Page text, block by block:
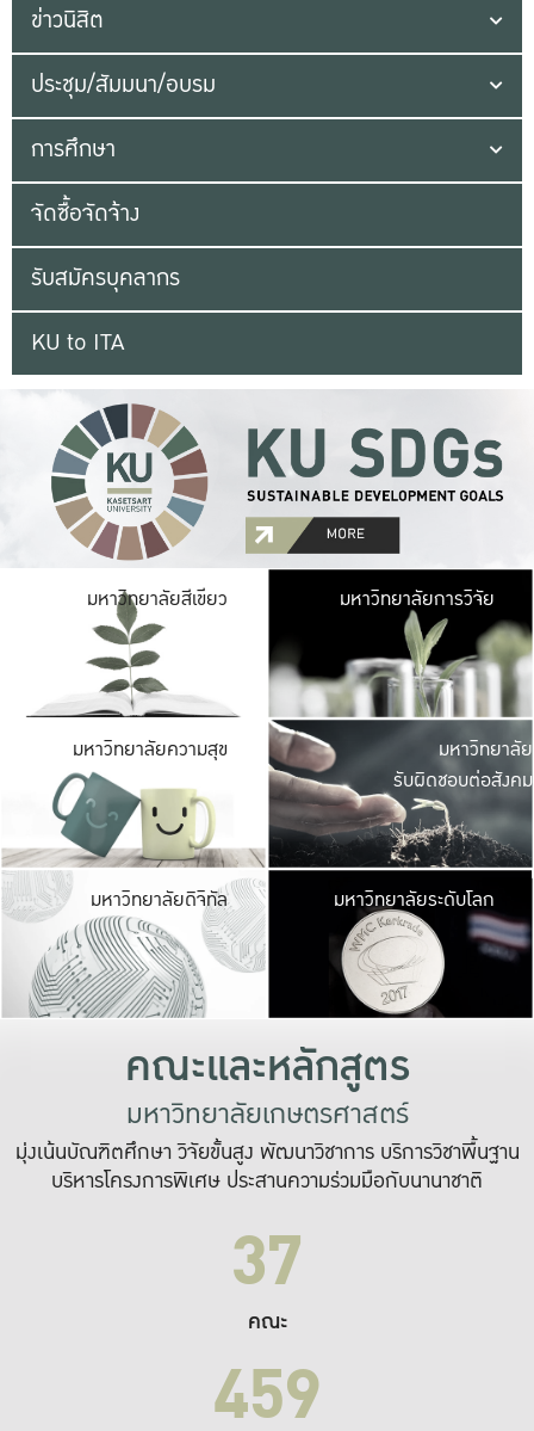
ข่าวนิสิต
ประชุม/สัมมนา/อบรม
การศึกษา
จัดซื้อจัดจ้าง
รับสมัครบุคลากร
KU to ITA
มหาวิทยาลัยสีเขียว มหาวิ
มีพื้นที่เขียวสดใส
เป็นป่าในเมือง เกษต
มหาวิทยาลัยการวิจัย
มหาวิทยาลัยความสุข มหาวิ
ค
เปิดประ
และพบเรื่องราวใ
มหาวิทยาลัย
รับผิดชอบต่อสังคม
มหาวิทยาลัยดิจิทัล มหาวิ
เปลี่ยนแปลง แล
เพื่อทำง
ระบบสารสนเทศ
มหาวิทยาลัยระดับโลก
คณะและหลักสูตร
มหาวิทยาลัยเกษตรศาสตร์
มุ่งเน้นบัณฑิตศึกษา วิจัยขั้นสูง พัฒนาวิชาการ บริการวิชาพื้นฐาน
บริหารโครงการพิเศษ ประสานความร่วมมือกับนานาชาติ
37
คณะ
459